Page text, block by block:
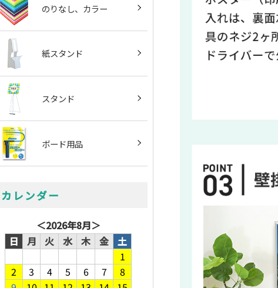
のりなし、カラー
紙スタンド
スタンド
ボード用品
カレンダー
＜2026年8月＞
日
月 火 水 木 金
土
1
2
3 4 5 6 7
8